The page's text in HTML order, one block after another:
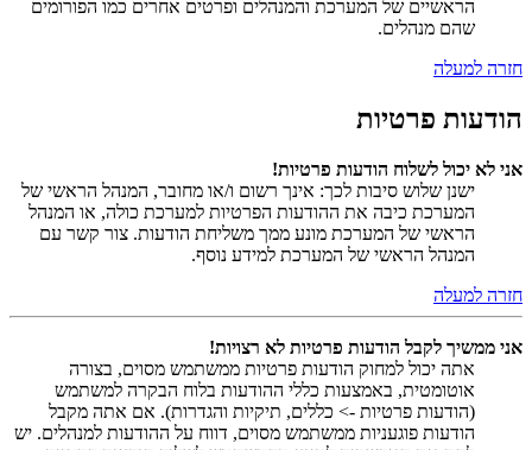
הראשיים של המערכת והמנהלים ופרטים אחרים כמו הפורומים
שהם מנהלים.
חזרה למעלה
הודעות פרטיות
אני לא יכול לשלוח הודעות פרטיות!
ישנן שלוש סיבות לכך: אינך רשום ו/או מחובר, המנהל הראשי של
המערכת כיבה את ההודעות הפרטיות למערכת כולה, או המנהל
הראשי של המערכת מונע ממך משליחת הודעות. צור קשר עם
המנהל הראשי של המערכת למידע נוסף.
חזרה למעלה
אני ממשיך לקבל הודעות פרטיות לא רצויות!
אתה יכול למחוק הודעות פרטיות ממשתמש מסוים, בצורה
אוטומטית, באמצעות כללי ההודעות בלוח הבקרה למשתמש
(הודעות פרטיות -> כללים, תיקיות והגדרות). אם אתה מקבל
הודעות פוגעניות ממשתמש מסוים, דווח על ההודעות למנהלים. יש